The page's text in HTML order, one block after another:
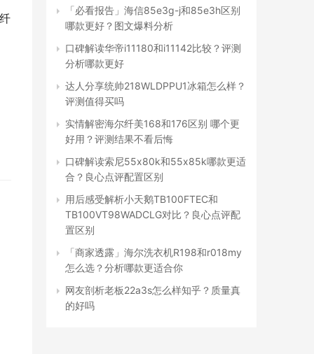
「必看报告」海信85e3g-j和85e3h区别
哪款更好？图文爆料分析
口碑解读华帝i11180和i11142比较？评测
分析哪款更好
达人分享统帅218WLDPPU1冰箱怎么样？
评测值得买吗
实情解密海尔纤美168和176区别 哪个更
好用？评测结果不看后悔
口碑解读索尼55x80k和55x85k哪款更适
合？良心点评配置区别
用后感受解析小天鹅TB100FTEC和
TB100VT98WADCLG对比？良心点评配
置区别
「商家透露」海尔洗衣机R198和r018my
怎么选？分析哪款更适合你
网友剖析老板22a3s怎么样知乎？质量真
的好吗